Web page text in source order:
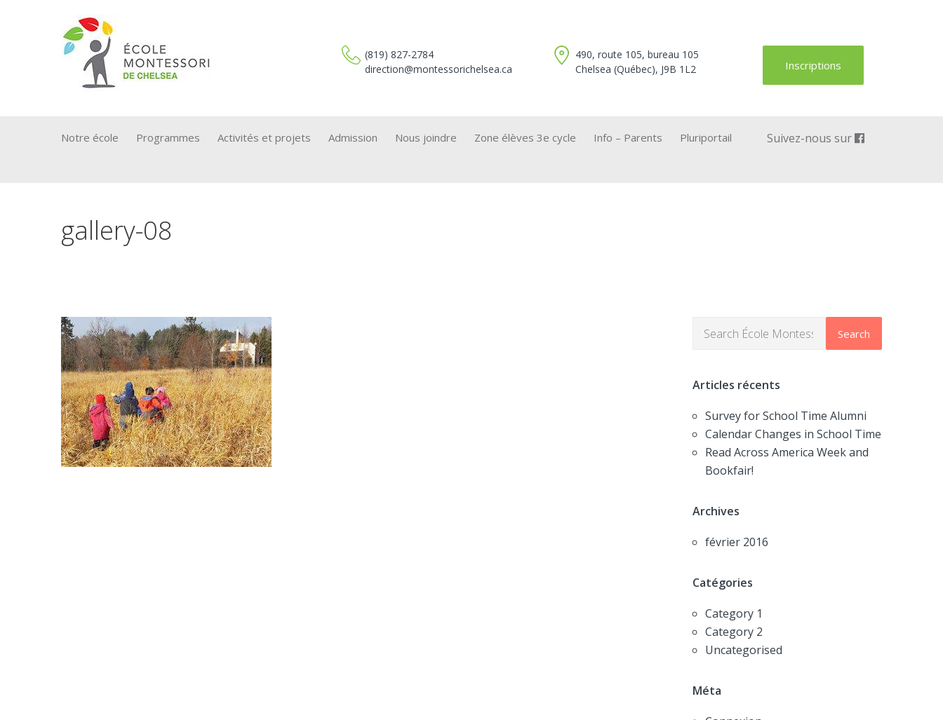
(819) 827-2784
direction@montessorichelsea.ca
490, route 105, bureau 105
Chelsea (Québec), J9B 1L2
Inscriptions
Notre école Programmes Activités et projets Admission Nous joindre Zone élèves 3e cycle Info – Parents Pluriportail Suivez-nous sur
gallery-08
Search
Articles récents
Survey for School Time Alumni
Calendar Changes in School Time
Read Across America Week and
Bookfair!
Archives
février 2016
Catégories
Category 1
Category 2
Uncategorised
Méta